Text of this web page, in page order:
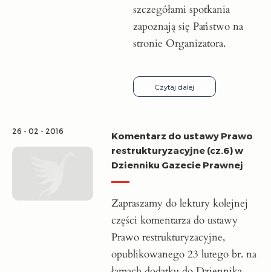
szczegółami spotkania
zapoznają się Państwo na
stronie Organizatora.
Czytaj dalej
26 - 02 - 2016
Komentarz do ustawy Prawo
restrukturyzacyjne (cz.6) w
Dzienniku Gazecie Prawnej
Zapraszamy do lektury kolejnej
części komentarza do ustawy
Prawo restrukturyzacyjne,
opublikowanego 23 lutego br. na